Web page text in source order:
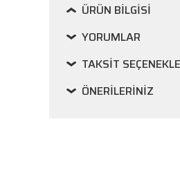
ÜRÜN BILGISI
YORUMLAR
TAKSIT
ÖNERILERINIZ